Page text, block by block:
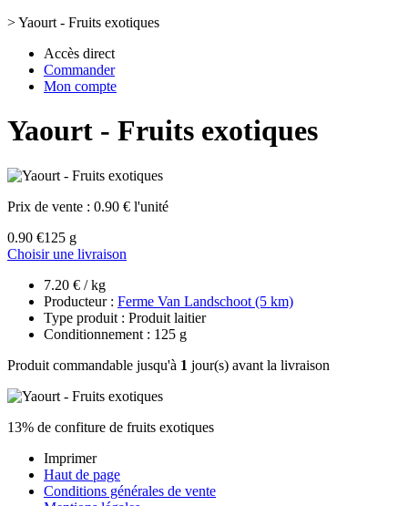
>Yaourt - Fruits exotiques
Accès direct
Commander
Mon compte
Yaourt - Fruits exotiques
Prix de vente : 0.90 € l'unité
0.90 €125 g
Choisir une livraison
7.20 € / kg
Producteur : Ferme Van Landschoot (5 km)
Type produit : Produit laitier
Conditionnement : 125 g
Produit commandable jusqu'à 1 jour(s) avant la livraison
13% de confiture de fruits exotiques
Imprimer
Haut de page
Conditions générales de vente